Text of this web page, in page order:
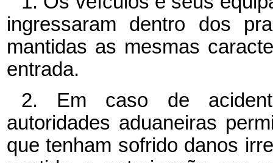
ingressaram dentro dos
mantidas as mesmas
entrada.
2. Em caso de
autoridades aduaneiras
que tenham sofrido danos